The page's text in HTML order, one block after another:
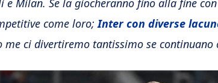
e Milan. Se la giocheranno fino alla fine
come loro;Inter con diverse
ci divertiremo tantissimo se continuano